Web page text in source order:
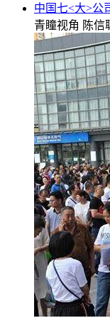
中国七<大>公
青瞳视角 陈信